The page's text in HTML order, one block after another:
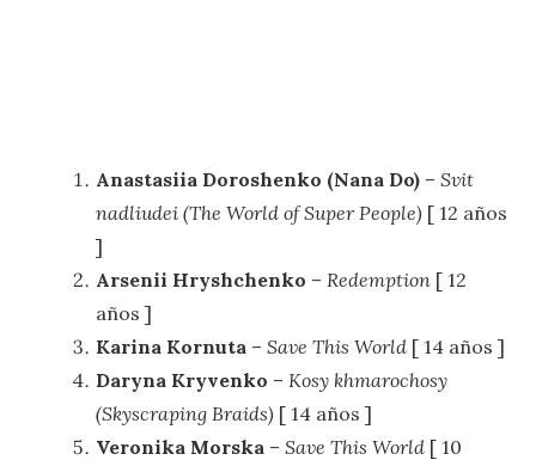
Anastasiia Doroshenko (Nana Do) – Svit
nadliudei (The World of Super People) [ 12 años
]
Arsenii Hryshchenko – Redemption [ 12
años ]
Karina Kornuta – Save This World [ 14 años ]
Daryna Kryvenko – Kosy khmarochosy
(Skyscraping Braids) [ 14 años ]
Veronika Morska – Save This World [ 10